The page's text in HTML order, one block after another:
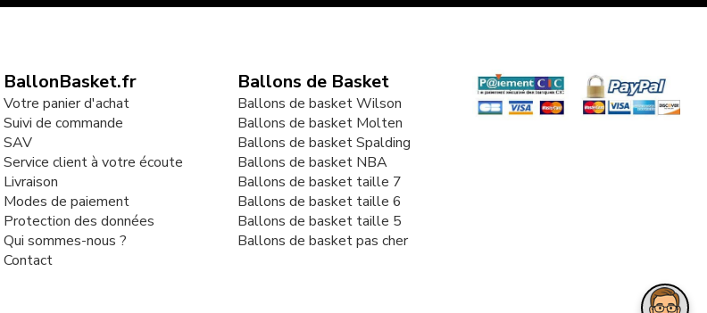
BallonBasket.fr
Votre panier d'achat
Suivi de commande
SAV
Service client à votre écoute
Livraison
Modes de paiement
Protection des données
Qui sommes-nous ?
Contact
Ballons de Basket
Ballons de basket Wilson
Ballons de basket Molten
Ballons de basket Spalding
Ballons de basket NBA
Ballons de basket taille 7
Ballons de basket taille 6
Ballons de basket taille 5
Ballons de basket pas cher